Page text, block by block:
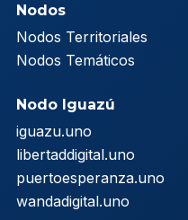
Nodos
Nodos Territoriales
Nodos Temáticos
Nodo Iguazú
iguazu.uno
libertaddigital.uno
puertoesperanza.uno
wandadigital.uno